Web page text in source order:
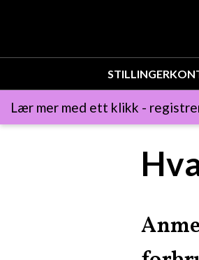
STILLINGER
Lær mer med ett klikk -